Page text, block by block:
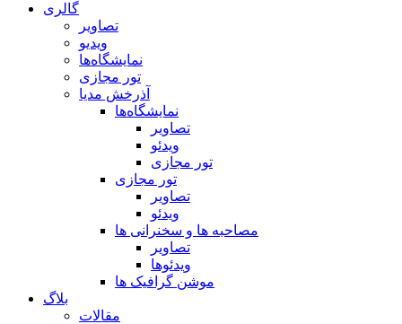
گالری
تصاویر
ویدیو
نمایشگاه‌ها
تور مجازی
آذرخش مدیا
نمایشگاه‌ها
تصاویر
ویدئو
تور مجازی
تور مجازی
تصاویر
ویدئو
مصاحبه ها و سخنرانی ها
تصاویر
ویدئوها
موشن گرافیک ها
بلاگ
مقالات